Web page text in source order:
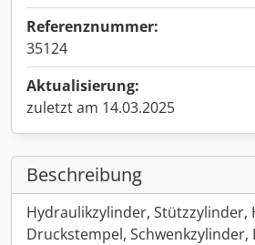
Referenznummer:
35124
Aktualisierung:
zuletzt am 14.03.2025
Beschreibung
Hydraulikzylinder, Stützzylinder,
Druckstempel, Schwenkzylinder,